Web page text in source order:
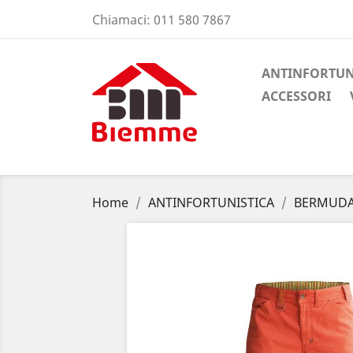
Chiamaci: 011 580 7867
ACCESSORI
Home ANTINFORTUNISTICA